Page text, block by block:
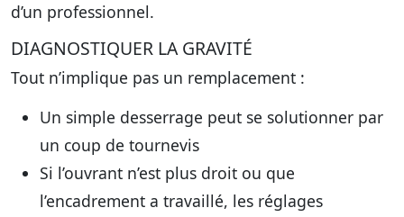
d’un professionnel.
DIAGNOSTIQUER LA GRAVITÉ
Tout n’implique pas un remplacement :
Un simple desserrage peut se solutionner par
un coup de tournevis
Si l’ouvrant n’est plus droit ou que
l’encadrement a travaillé, les réglages